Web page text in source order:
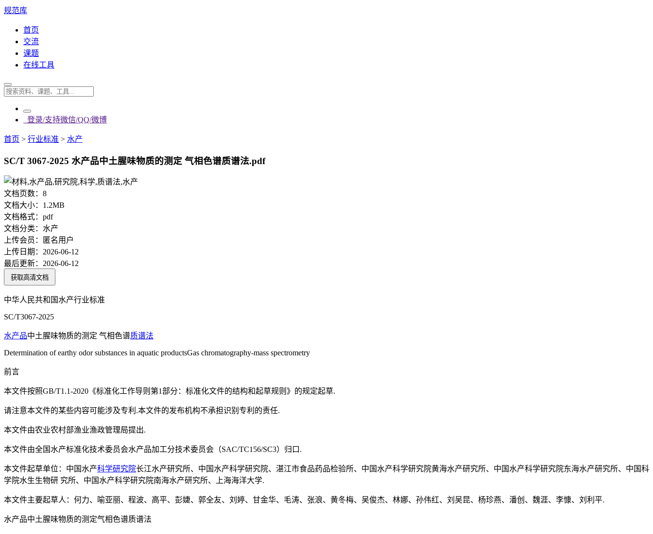
规范库
首页
交流
课题
在线工具
登录/支持微信/QQ/微博
首页 > 行业标准 > 水产
SC/T 3067-2025 水产品中土腥味物质的测定 气相色谱质谱法.pdf
文档页数： 8
文档大小： 1.2MB
文档格式： pdf
文档分类： 水产
上传会员：
匿名用户
上传日期： 2026-06-12
最后更新： 2026-06-12
获取高清文档
中华人民共和国水产行业标准
SC/T3067-2025
水产品中土腥味物质的测定 气相色谱质谱法
Determination of earthy odor substances in aquatic productsGas chromatography-mass spectrometry
前言
本文件按照GB/T1.1-2020《标准化工作导则第1部分：标准化文件的结构和起草规则》的规定起草.
请注意本文件的某些内容可能涉及专利.本文件的发布机构不承担识别专利的责任.
本文件由农业农村部渔业渔政管理局提出.
本文件由全国水产标准化技术委员会水产品加工分技术委员会（SAC/TC156/SC3）归口.
本文件起草单位：中国水产科学研究院长江水产研究所、中国水产科学研究院、湛江市食品药品检验所、中国水产科学研究院黄海水产研究所、中国水产科学研究院东海水产研究所、中国科
学院水生生物研 究所、中国水产科学研究院南海水产研究所、上海海洋大学.
本文件主要起草人：何力、喻亚丽、程波、高平、彭婕、郭全友、刘婷、甘金华、毛涛、张浪、黄冬梅、吴俊杰、林娜、孙伟红、刘吴昆、杨珍燕、潘创、魏涯、李慷、刘利平.
水产品中土腥味物质的测定气相色谱质谱法